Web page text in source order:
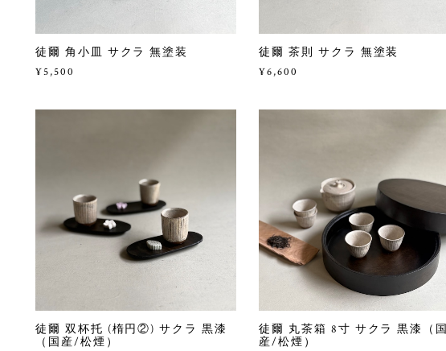
徒爾 角小皿 サクラ 無塗装
¥5,500
徒爾 茶則 サクラ 無塗装
¥6,600
徒爾 双杯托 (楕円②) サクラ 黒漆
（国産/松煙）
徒爾 丸茶箱 8寸 サクラ 黒漆（国
産/松煙）